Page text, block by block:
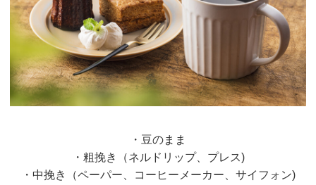
・豆のまま
・粗挽き（ネルドリップ、プレス)
・中挽き（ペーパー、コーヒーメーカー、サイフォン)